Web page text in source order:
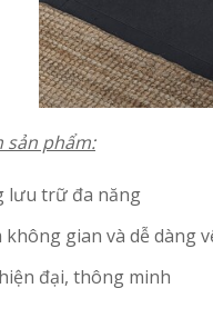
sản phẩm:
lưu trữ đa năng
không gian và dễ dàng
đại, thông minh